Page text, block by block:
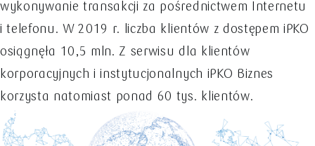
wykonywanie transakcji za pośrednictwem Internetu
i telefonu. W 2019 r. liczba klientów z dostępem iPKO
osiągnęła 10,5 mln. Z serwisu dla klientów
korporacyjnych i instytucjonalnych iPKO Biznes
korzysta natomiast ponad 60 tys. klientów.